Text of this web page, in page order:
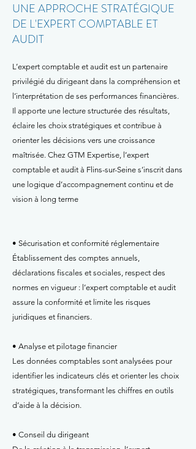
UNE APPROCHE STRATÉGIQUE
DE L'EXPERT COMPTABLE ET
AUDIT
L’expert comptable et audit est un partenaire
privilégié du dirigeant dans la compréhension et
l’interprétation de ses performances financières.
Il apporte une lecture structurée des résultats,
éclaire les choix stratégiques et contribue à
orienter les décisions vers une croissance
maîtrisée. Chez GTM Expertise, l’expert
comptable et audit à Flins-sur-Seine s’inscrit dans
une logique d’accompagnement continu et de
vision à long terme
• Sécurisation et conformité réglementaire
Établissement des comptes annuels,
déclarations fiscales et sociales, respect des
normes en vigueur : l’expert comptable et audit
assure la conformité et limite les risques
juridiques et financiers.
• Analyse et pilotage financier
Les données comptables sont analysées pour
identifier les indicateurs clés et orienter les choix
stratégiques, transformant les chiffres en outils
d’aide à la décision.
• Conseil du dirigeant